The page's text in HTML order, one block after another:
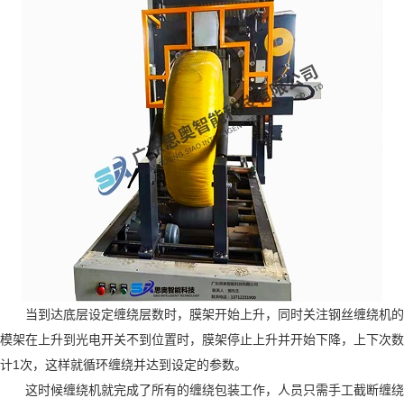
当到达底层设定缠绕层数时，膜架开始上升，同时关注钢丝缠绕机的
模架在上升到光电开关不到位置时，膜架停止上升并开始下降，上下次数
计1次，这样就循环缠绕并达到设定的参数。
这时候缠绕机就完成了所有的缠绕包装工作，人员只需手工截断缠绕